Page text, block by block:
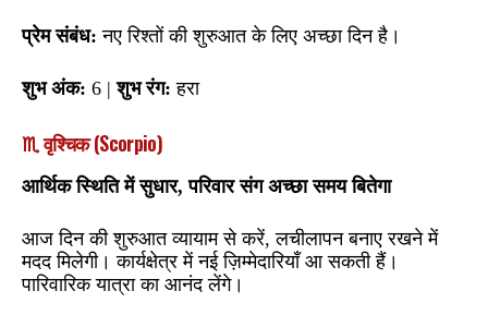
प्रेम संबंध: नए रिश्तों की शुरुआत के लिए अच्छा दिन है।
शुभ अंक: 6 |शुभ रंग: हरा
♏ वृश्चिक (Scorpio)
आर्थिक स्थिति में सुधार, परिवार संग अच्छा समय बितेगा
आज दिन की शुरुआत व्यायाम से करें, लचीलापन बनाए रखने में
मदद मिलेगी। कार्यक्षेत्र में नई ज़िम्मेदारियाँ आ सकती हैं।
पारिवारिक यात्रा का आनंद लेंगे।